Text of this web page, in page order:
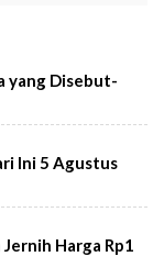
yang Disebut-
Ini 5 Agustus
Harga Rp1